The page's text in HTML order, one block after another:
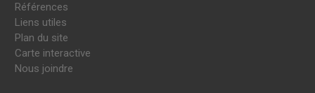
Références
Liens utiles
Plan du site
Carte interactive
Nous joindre